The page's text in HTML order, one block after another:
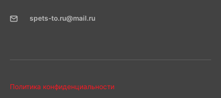
spets-to.ru@mail.ru
Политика конфиденциальности